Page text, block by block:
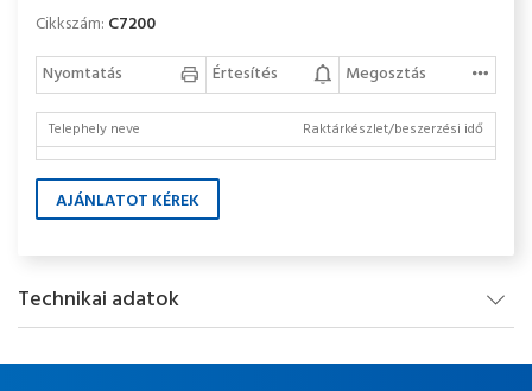
Cikkszám: C7200
Nyomtatás
Értesítés Megosztás
Telephely neve Raktárkészlet/beszerzési idő
AJÁNLATOT KÉREK
Technikai adatok